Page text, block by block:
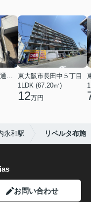
東大阪市高井田本通２丁目
東大阪市長田中５丁目
1LDK (67.20㎡)
12万円
永和駅 リベルタ布施
お問い合わせ